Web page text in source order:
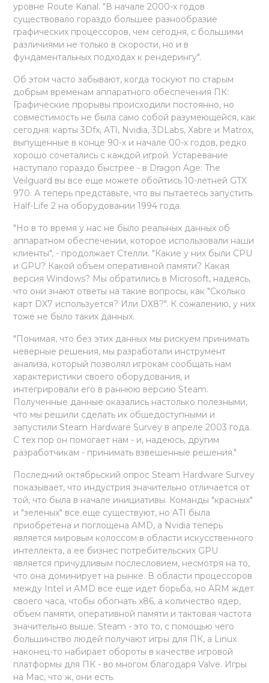
уровне Route Kanal. "В начале 2000-х годов
существовало гораздо большее разнообразие
графических процессоров, чем сегодня, с большими
различиями не только в скорости, но и в
фундаментальных подходах к рендерингу".
Об этом часто забывают, когда тоскуют по старым
добрым временам аппаратного обеспечения ПК:
Графические прорывы происходили постоянно, но
совместимость не была само собой разумеющейся, как
сегодня: карты 3Dfx, ATI, Nvidia, 3DLabs, Xabre и Matrox,
выпущенные в конце 90-х и начале 00-х годов, редко
хорошо сочетались с каждой игрой. Устаревание
наступало гораздо быстрее - в Dragon Age: The
Veilguard вы все еще можете обойтись 10-летней GTX
970. А теперь представьте, что вы пытаетесь запустить
Half-Life 2 на оборудовании 1994 года.
"Но в то время у нас не было реальных данных об
аппаратном обеспечении, которое использовали наши
клиенты", - продолжает Стелли. "Какие у них были CPU
и GPU? Какой объем оперативной памяти? Какая
версия Windows? Мы обратились в Microsoft, надеясь,
что они знают ответы на такие вопросы, как "Сколько
карт DX7 используется? Или DX8?". К сожалению, у них
тоже не было таких данных.
"Понимая, что без этих данных мы рискуем принимать
неверные решения, мы разработали инструмент
анализа, который позволял игрокам сообщать нам
характеристики своего оборудования, и
интегрировали его в раннюю версию Steam.
Полученные данные оказались настолько полезными,
что мы решили сделать их общедоступными и
запустили Steam Hardware Survey в апреле 2003 года.
С тех пор он помогает нам - и, надеюсь, другим
разработчикам - принимать взвешенные решения."
Последний октябрьский опрос Steam Hardware Survey
показывает, что индустрия значительно отличается от
той, что была в начале инициативы. Команды "красных"
и "зеленых" все еще существуют, но ATI была
приобретена и поглощена AMD, а Nvidia теперь
является мировым колоссом в области искусственного
интеллекта, а ее бизнес потребительских GPU
является причудливым послесловием, несмотря на то,
что она доминирует на рынке. В области процессоров
между Intel и AMD все еще идет борьба, но ARM ждет
своего часа, чтобы обогнать x86, а количество ядер,
объем памяти, оперативной памяти и тактовая частота
значительно выше. Steam - это то, с помощью чего
большинство людей получают игры для ПК, а Linux
наконец-то набирает обороты в качестве игровой
платформы для ПК - во многом благодаря Valve. Игры
на Mac, что ж, они есть.